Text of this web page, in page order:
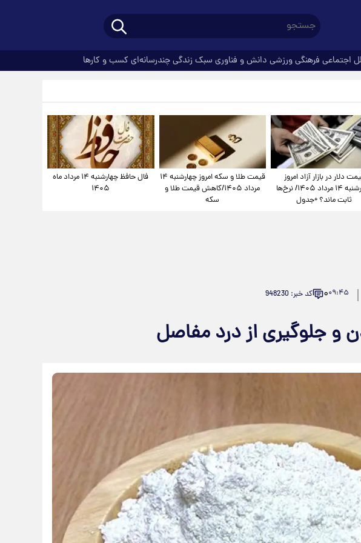
اجتماعی فرهنگیورزشی دانش و فناوری سبک زندگیچندرسانه‌ای کسب و کارها
دلار در بازار آزاد امروز
چهارشنبه ۱۴ مرداد ۱۴۰۵/ نرخ‌ها
ثابت ماند؟ +جدول
قیمت طلا و سکه امروز چهارشنبه ۱۴
مرداد ۱۴۰۵/کاهش قیمت طلا و
سکه
فال حافظ چهارشنبه ۱۴ مرداد ماه
۱۴۰۵
۰۹:۴۵۰ کد خبر: 948230
جلوگیری از درد مفاصل